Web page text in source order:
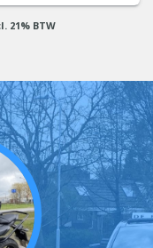
21% BTW